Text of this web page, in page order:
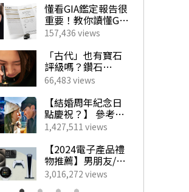
推薦｜男朋友/女朋友
牌首飾篇
總會期盼收到一份特別有意義的禮物，
友/女朋友當然要花點心思為另一半準備
如果你有多一點的預算，不妨考慮一下
飾，一想到愛人每天戴著你送的禮物，
起你，絕對會是你們最有紀念價值的禮
懂看GIA鑑定報告很
重要！教你讀懂GIA
4C外的重要訊息！
揀珠寶商如挑對醫
生 挑選心儀寶石不
求人！
157,436 views
「古代」也有寶石
評級嗎？鑽石
「4C」是如何創
立？一文帶你了解
GIA對鑽石鑑定的影
響力！
66,483 views
【結婚周年紀念日
點慶祝？】 參考男
藝人甜蜜慶祝點子
為另一半製造驚
喜！
1,427,511 views
【2024電子產品禮
物推薦】男朋友/老
公最想收到的實用
生日禮物
3,016,272 views